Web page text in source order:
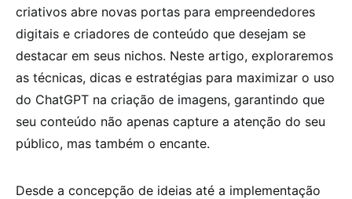
criativos abre novas portas para empreendedores
digitais e criadores de conteúdo que desejam se
destacar em seus nichos. Neste artigo, exploraremos
as técnicas, dicas e estratégias para maximizar o uso
do ChatGPT na criação de imagens, garantindo que
seu conteúdo não apenas capture a atenção do seu
público, mas também o encante.
Desde a concepção de ideias até a implementação